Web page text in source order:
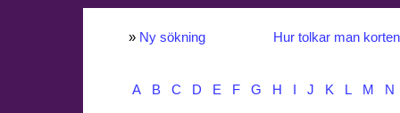
» Ny sökning Hur tolkar man
A B C D E F G H J K L M N